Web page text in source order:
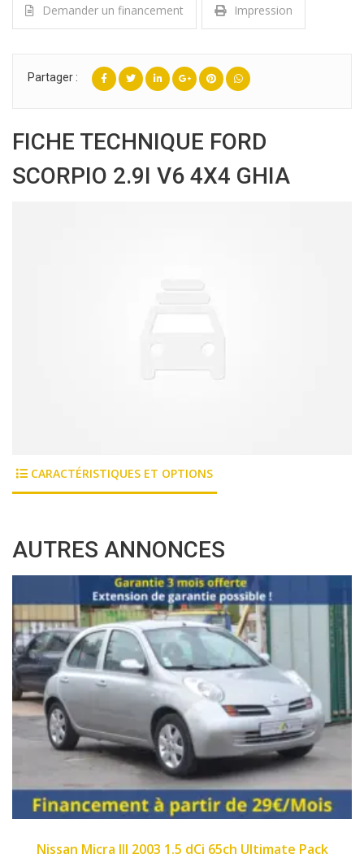
Demander un financement Impression
Partager :
FICHE TECHNIQUE FORD
SCORPIO 2.9I V6 4X4 GHIA
CARACTÉRISTIQUES ET OPTIONS
AUTRES ANNONCES
Fiat Panda II 2007 1.1 8v 54ch Dynamic